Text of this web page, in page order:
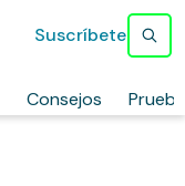
Consejos
Suscríbete